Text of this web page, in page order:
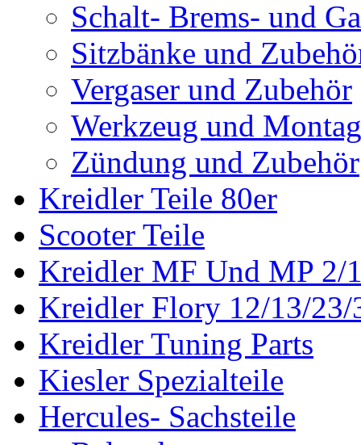
Schalt- Brems- und
Sitzbänke und
Vergaser und Zubehör
Werkzeug und
Zündung und Zubehör
Kreidler Teile 80er
Scooter Teile
Kreidler MF Und MP 2/
Kreidler Flory 12/13/23/
Kreidler Tuning Parts
Kiesler Spezialteile
Hercules- Sachsteile